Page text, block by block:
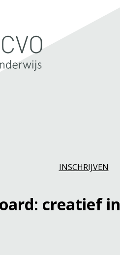
INSCHRIJVEN
creatief